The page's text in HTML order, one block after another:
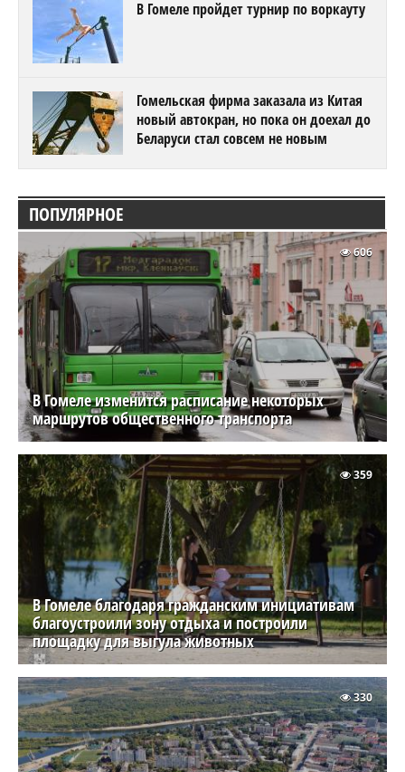
В Гомеле пройдет турнир по воркауту
Гомельская фирма заказала из Китая
новый автокран, но пока он доехал до
Беларуси стал совсем не новым
ПОПУЛЯРНОЕ
В Гомеле изменится расписание некоторых
маршрутов общественного транспорта
606
В Гомеле благодаря гражданским инициативам
благоустроили зону отдыха и построили
площадку для выгула животных
359
330